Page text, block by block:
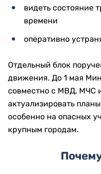
видеть состояние
времени
оперативно
Отдельный блок
движения. До 1 мая
совместно с МВД, МЧС
актуализировать
особенно на опасных
крупным городам.